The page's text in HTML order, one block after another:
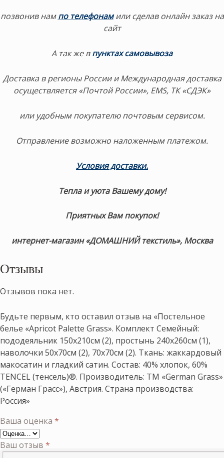
позвонив нампо телефонам или сделав онлайн заказ на
сайт
А так же в пунктах самовывоза
Доставка в регионы России и Международная доставка
осуществляется «Почтой России», EMS, ТК «СДЭК»
или удобным покупателю почтовым сервисом.
Отправление возможно наложенным платежом.
Условия доставки.
Тепла и уюта Вашему дому!
Приятных Вам покупок!
интернет-магазин «ДОМАШНИЙ текстиль», Москва
Отзывы
Отзывов пока нет.
Будьте первым, кто оставил отзыв на «Постельное
белье «Apricot Palette Grass». Комплект Семейный:
пододеяльник 150х210см (2), простынь 240х260см (1),
наволочки 50х70см (2), 70х70см (2). Ткань: жаккардовый
макосатин и гладкий сатин. Состав: 40% хлопок, 60%
TENCEL (тенсель)®. Производитель: ТМ «German Grass»
(«Герман Грасс»), Австрия. Страна производства:
Россия»
Ваша оценка *
Ваш отзыв *